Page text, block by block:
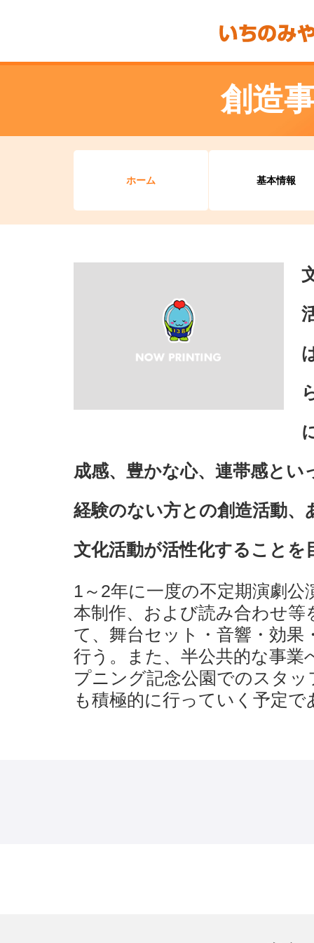
創造
ホーム 基本情報
成感、豊かな心、連帯感と
経験のない方との創造活動
文化活動が活性化することを
1～2年に一度の不定期演劇
本制作、および読み合わせ
て、舞台セット・音響・効果
行う。また、半公共的な事業
プニング記念公園でのスタ
も積極的に行っていく予定で